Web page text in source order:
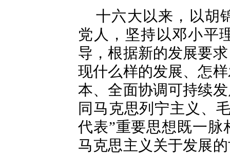
十六大以来，以胡
党人，坚持以邓小平
导，根据新的发展要
现什么样的发展、怎
本、全面协调可持续
同马克思列宁主义、
代表”重要思想既一
马克思主义关于发展